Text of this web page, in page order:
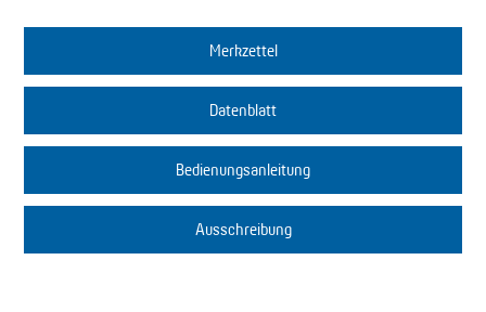
Merkzettel
Datenblatt
Bedienungsanleitung
Ausschreibung